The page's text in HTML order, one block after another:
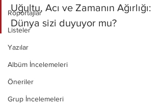
Röportajlar
Listeler
Yazılar
Albüm İncelemeleri
Öneriler
Grup İncelemeleri
Uğultu, Acı ve Zamanın Ağırlığı:
Dünya sizi duyuyor mu?